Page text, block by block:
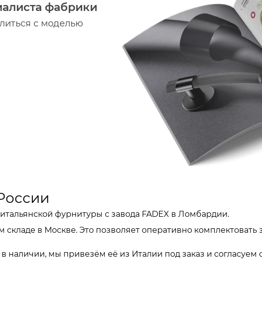
фабрики
с моделью
фурнитуры с завода FADEX в Ломбардии.
складе в Москве. Это позволяет оперативно
мы привезём её из Италии под заказ и согласуем